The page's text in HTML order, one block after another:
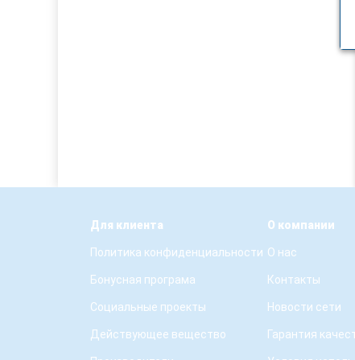
Для клиента
Политика конфиденциальности
Бонусная програма
Социальные проекты
Действующее вещество
О компании
О нас
Контакты
Новости сети
Гарантия